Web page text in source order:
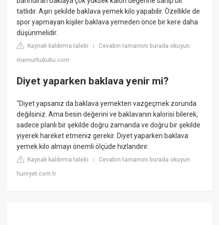
tatlıdır. Aşırı şekilde baklava yemek kilo yapabilir. Özellikle de
spor yapmayan kişiler baklava yemeden önce bir kere daha
düşünmelidir.
Kaynak kaldırma talebi |Cevabın tamamını burada okuyun:
memurhukuku.com
Diyet yaparken baklava yenir mi?
"Diyet yapsanız da baklava yemekten vazgeçmek zorunda
değilsiniz. Ama besin değerini ve baklavanın kalorisi bilerek,
sadece planlı bir şekilde doğru zamanda ve doğru bir şekilde
yiyerek hareket etmeniz gerekir. Diyet yaparken baklava
yemek kilo almayı önemli ölçüde hızlandırır.
Kaynak kaldırma talebi |Cevabın tamamını burada okuyun:
hurriyet.com.tr